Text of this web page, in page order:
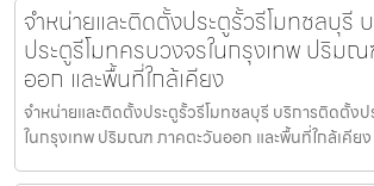
จำหน่ายและติดตั้งประตูรั้วรีโมทชลบุรี
ประตูรีโมทครบวงจรในกรุงเทพ ปริม
ออก และพื้นที่ใกล้เคียง
จำหน่ายและติดตั้งประตูรั้วรีโมทชลบุรี บริการติดตั้ง
ในกรุงเทพ ปริมณฑ ภาคตะวันออก และพื้นที่ใกล้เคีย